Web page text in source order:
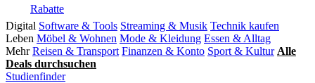
Rabatte
Digital Software & Tools Streaming & Musik Technik kaufen
Leben Möbel & Wohnen Mode & Kleidung Essen & Alltag
Mehr Reisen & Transport Finanzen & Konto Sport & Kultur Alle
Deals durchsuchen
Studienfinder